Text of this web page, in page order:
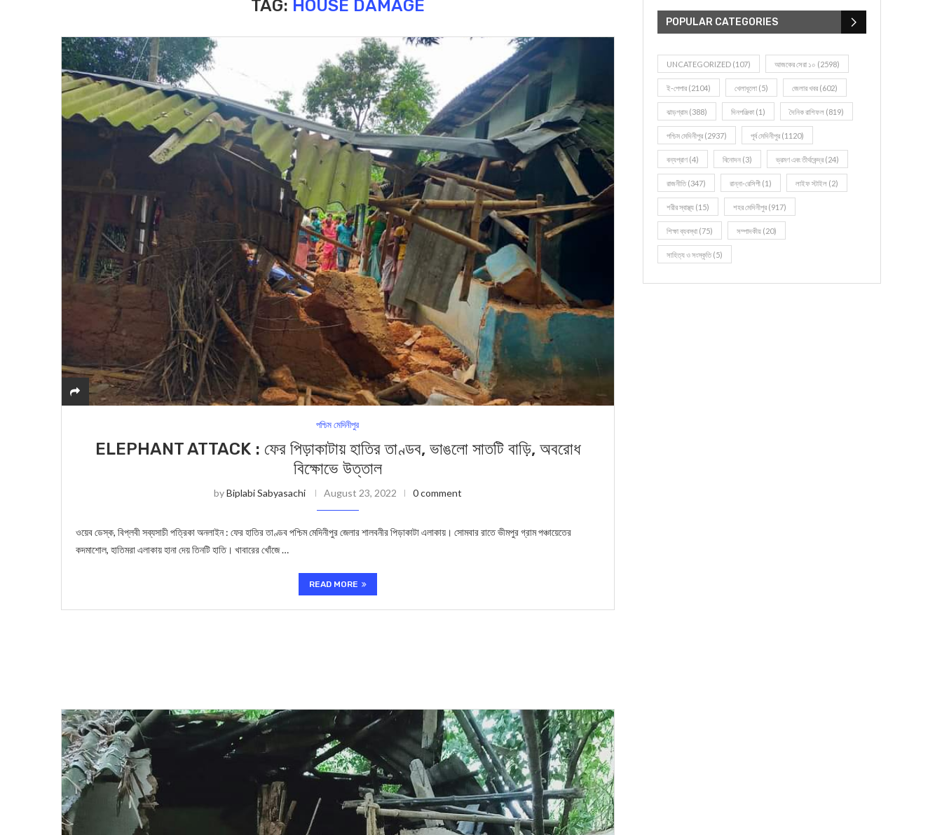
TAG: HOUSE DAMAGE
পশ্চিম মেদিনীপুর
ELEPHANT ATTACK : ফের পিড়াকাটায় হাতির তাণ্ডব, ভাঙলো সাতটি বাড়ি, অবরোধ
বিক্ষোভে উত্তাল
byBiplabi Sabyasachi August 23, 2022 0 comment
ওয়েব ডেস্ক, বিপ্লবী সব্যসাচী পত্রিকা অনলাইন : ফের হাতির তাণ্ডব পশ্চিম মেদিনীপুর জেলার শালবনীর পিড়াকাটা এলাকায়। সোমবার রাতে ভীমপুর গ্রাম পঞ্চায়েতের
কদমাশোল, হাতিমরা এলাকায় হানা দেয় তিনটি হাতি। খাবারের খোঁজে …
READ MORE
POPULAR CATEGORIES
UNCATEGORIZED (107) আজকের সেরা ১০ (2598)
ই-পেপার (2104) খেলাধূলো (5) জেলার খবর (602)
ঝাড়গ্রাম (388) দিনপঞ্জিকা (1) দৈনিক রাশিফল (819)
পশ্চিম মেদিনীপুর (2937) পূর্ব মেদিনীপুর (1120)
বন্যপ্রাণ (4) বিনোদন (3) ভ্রমণ এবং তীর্থকেন্দ্র (24)
রাজনীতি(347) রান্না-রেসিপী (1) লাইফ স্টাইল (2)
শরীর স্বাস্থ্য (15) শহর মেদিনীপুর (917)
শিক্ষা ব্যবস্থা (75) সম্পাদকীয় (20)
সাহিত্য ও সংস্কৃতি(5)